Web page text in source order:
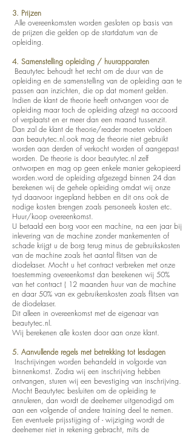
3. Prijzen
Alle overeenkomsten worden gesloten op basis van
de prijzen die gelden op de startdatum van de
opleiding.
4. Samenstelling opleiding / huurapparaten
Beautytec behoudt het recht om de duur van de
opleiding en de samenstelling van de opleiding aan te
passen aan inzichten, die op dat moment gelden.
Indien de klant de theorie heeft ontvangen voor de
opleiding maar toch de opleiding afzegt na accoord
of verplaatst en er meer dan een maand tussenzit.
Dan zal de klant de theorie/reader moeten voldoen
aan beautytec.nl.ook mag de theorie niet gebruikt
worden aan derden of verkocht worden of aangepast
worden. De theorie is door beautytec.nl zelf
ontworpen en mag op geen enkele manier gekopieerd
worden.word de opleiding afgezegd binnen 24 dan
berekenen wij de gehele opleiding omdat wij onze
tyd daarvoor ingepland hebben en dit ons ook de
nodige kosten brengen zoals personeels kosten etc.
Huur/koop overeenkomst.
U betaald een borg voor een machine, na een jaar bij
inlevering van de machine zonder mankementen of
schade krijgt u de borg terug minus de gebruikskosten
van de machine zoals het aantal flitsen van de
diodelaser. Mocht u het contract verbreken met onze
toestemming overeenkomst dan berekenen wij 50%
van het contract ( 12 maanden huur van de machine
en daar 50% van ex gebruikerskosten zoals flitsen van
de diodelaser.
Dit alleen in overeenkomst met de eigenaar van
beautytec.nl.
Wij berekenen alle kosten door aan onze klant.
5. Aanvullende regels met betrekking tot lesdagen
Inschrijvingen worden behandeld in volgorde van
binnenkomst. Zodra wij een inschrijving hebben
ontvangen, sturen wij een bevestiging van inschrijving.
Mocht Beautytec besluiten om de opleiding te
annuleren, dan wordt de deelnemer uitgenodigd om
aan een volgende of andere training deel te nemen.
Een eventuele prijsstijging of - wijziging wordt de
deelnemer niet in rekening gebracht, mits de